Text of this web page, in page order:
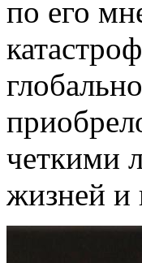
по его
четкими
жизней и